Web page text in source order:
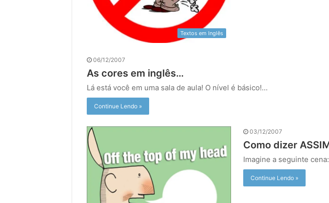
Textos em Inglês
06/12/2007
As cores em inglês…
Lá está você em uma sala de aula! O nível é básico!…
Continue Lendo »
03/12/2007
Como dizer
Imagine a seguinte
Continue Lendo »